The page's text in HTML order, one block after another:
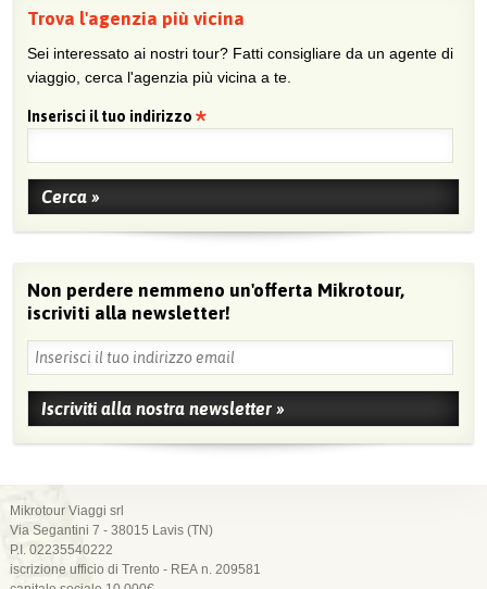
Trova l'agenzia più vicina
Sei interessato ai nostri tour? Fatti consigliare da un agente di
viaggio, cerca l'agenzia più vicina a te.
Inserisci il tuo indirizzo
Non perdere nemmeno un'offerta Mikrotour,
iscriviti alla newsletter!
Mikrotour Viaggi srl
Via Segantini 7 - 38015 Lavis (TN)
P.I. 02235540222
iscrizione ufficio di Trento - REA n. 209581